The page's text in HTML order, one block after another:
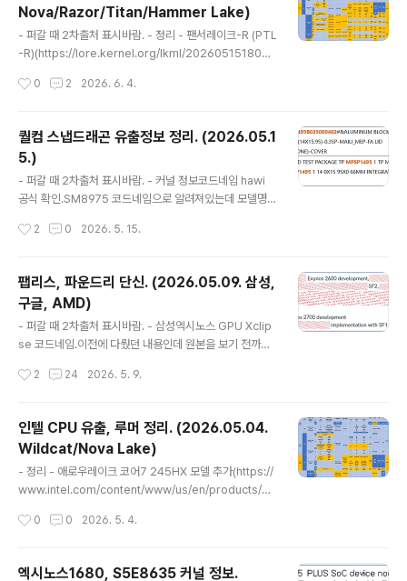
성 4nm 공정. gChip CPU 구성 1+4+3코어 분석 이력.
텐서G6 CPU가 1+4+2코어로 알려져있어서 이 제품에
대한 내용같은데 1+4+3코어 구성을 검토했던듯. 텐서G
G7 LPDDR5X 사양으..
Nova/Razor/Titan/Hammer Lake)
- 퍼갈 때 2차출처 표시바람. - 정리 - 팬서레이크-R (PTL
-R)(https://lore.kernel.org/lkml/2026051518022
조건이라는데 전장용이나 임베디드로 들어가는 경우가 있
쓴다는 표기인지? - 레이저레이크 (Razor Lake, RZL)(h
ttps://x.com/ZacharyIndy/status/20480880375
32504396)RZL-AX GPU는 Xe3P 32Xe, 16Xe 구
성이 있다고 함. - 해머레이크 (Hammer Lake, HML)H
0 2 2026. 6. 4.
퀄컴 스냅드래곤 유출정보 정리. (2026.05.1
5.)
- 퍼갈 때 2차출처 표시바람. - 커널 정보코드네임 hawi
공식 확인.SM8975 코드네임으로 알려져있는데 모델명
곤 유출정보 정리. (2026.03.07.)) SM8845 = 코드네임
코드네임으로 확인되었음.(스냅드래곤 웨어 엘리트 긱벤치
결과. (Snapdragon Wear Elite, SW6100?))과거 제품
과 비슷한 위치에 있어서 신제품일거라 예상하지 않았는데
이런 식으로 제품이 나온걸보면확인 안 된건 끝까지 추적
alicant/status/20..
2 0 2026. 5. 15.
팹리스, 파운드리 단신. (2026.05.09. 삼성,
구글, AMD)
- 퍼갈 때 2차출처 표시바람. - 삼성엑시노스 GPU Xclip
se 코드네임.이전에 다뤘던 내용인데 원본을 보기 전까지
되는데 이 정도까지 확인한걸로 종결해야할듯.코드네임과
성 커스텀 CPU 아키텍처와 관련된 내용은 이미 제법 알려
진 상태였고 M5 코드네임이 Lion이라는 것까지가 일반적
으로 알려진 내용임.엑시노스-M5를 쓴 엑시노스990이 7
LPP 공정인데 여기서는 8nm로 나오는게 의문이지만 순
함. SF2P 공정 ARM 빅코어 타겟 4GHzN3P 공정 Pers
2 24 2026. 5. 9.
인텔 CPU 유출, 루머 정리. (2026.05.04.
Wildcat/Nova Lake)
- 정리 - 애로우레이크 코어7 245HX 모델 추가(https://
www.intel.com/content/www/us/en/products/sk
-cache-up-to-5-10-ghz/specifications.html)이미
는게 맞는지 모르겠음.코어 구성, 스펙은 코어 울트라5 23
0 0 2026. 5. 4.
엑시노스1680, S5E8635 커널 정보.